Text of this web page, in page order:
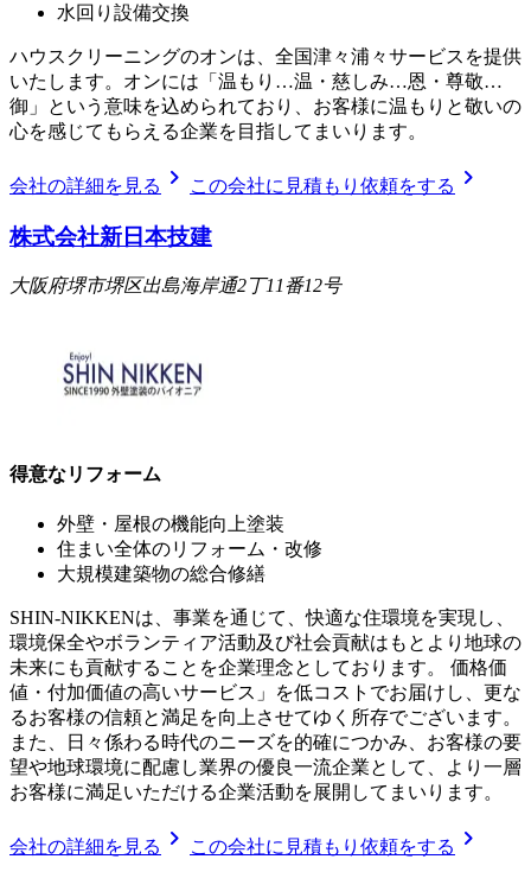
水回り設備交換
ハウスクリーニングのオンは、全国津々浦々サービスを提供
いたします。オンには「温もり…温・慈しみ…恩・尊敬…
御」という意味を込められており、お客様に温もりと敬いの
心を感じてもらえる企業を目指してまいります。
会社の詳細を見る chevron_right この会社に見積もり依頼をする chevron_right
株式会社新日本技建
大阪府堺市堺区出島海岸通2丁11番12号
得意なリフォーム
外壁・屋根の機能向上塗装
住まい全体のリフォーム・改修
大規模建築物の総合修繕
SHIN-NIKKENは、事業を通じて、快適な住環境を実現し、
環境保全やボランティア活動及び社会貢献はもとより地球の
未来にも貢献することを企業理念としております。 価格価
値・付加価値の高いサービス」を低コストでお届けし、更な
るお客様の信頼と満足を向上させてゆく所存でございます。
また、日々係わる時代のニーズを的確につかみ、お客様の要
望や地球環境に配慮し業界の優良一流企業として、より一層
お客様に満足いただける企業活動を展開してまいります。
会社の詳細を見る chevron_right この会社に見積もり依頼をする chevron_right